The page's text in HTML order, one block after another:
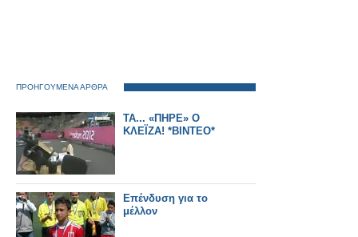
ΠΡΟΗΓΟΥΜΕΝΑ ΑΡΘΡΑ
ΤΑ... «ΠΗΡΕ» Ο
ΚΛΕΪΖΑ! *ΒΙΝΤΕΟ*
Επένδυση για το
μέλλον